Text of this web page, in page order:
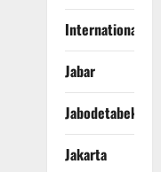
International
Jabar
Jabodetabek
Jakarta